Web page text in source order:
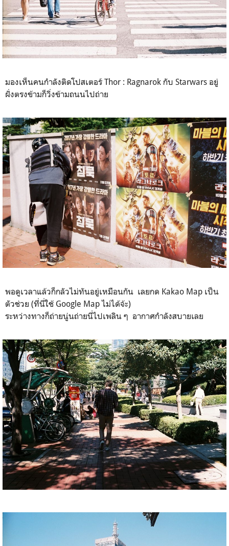
มองเห็นคนกำลังติดโปสเตอร์ Thor : Ragnarok กับ Starwars อยู่
ฝั่งตรงข้ามก็วิ่งข้ามถนนไปถ่าย
พอดูเวลาแล้วก็กลัวไม่ทันอยู่เหมือนกัน เลยกด Kakao Map เป็น
ตัวช่วย (ที่นี่ใช้ Google Map ไม่ได้จ้ะ)
ระหว่างทางก็ถ่ายนู่นถ่ายนี่ไปเพลิน ๆ อากาศกำลังสบายเลย